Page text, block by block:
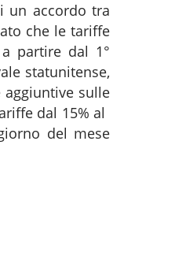
un accordo tra
che le tariffe
partire dal 1°
statunitense,
sulle
dal 15% al
del mese